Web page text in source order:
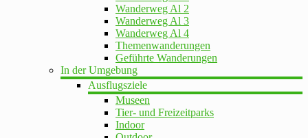
Wanderweg Al 2
Wanderweg Al 3
Wanderweg Al 4
Themenwanderungen
Geführte Wanderungen
In der Umgebung
Ausflugsziele
Museen
Tier- und Freizeitparks
Indoor